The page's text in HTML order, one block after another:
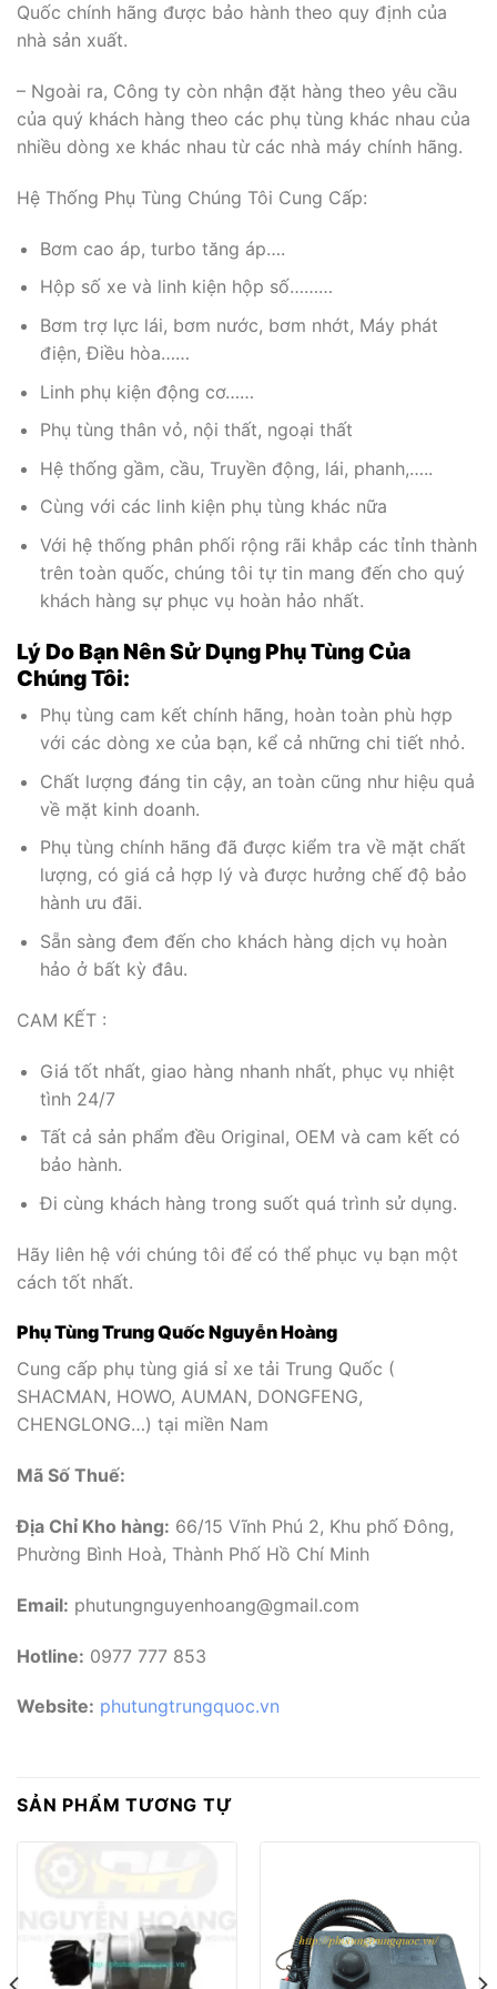
Quốc chính hãng được bảo hành theo quy định của
nhà sản xuất.
– Ngoài ra, Công ty còn nhận đặt hàng theo yêu cầu
của quý khách hàng theo các phụ tùng khác nhau của
nhiều dòng xe khác nhau từ các nhà máy chính hãng.
Hệ Thống Phụ Tùng Chúng Tôi Cung Cấp:
Bơm cao áp, turbo tăng áp….
Hộp số xe và linh kiện hộp số………
Bơm trợ lực lái, bơm nước, bơm nhớt, Máy phát
điện, Điều hòa……
Linh phụ kiện động cơ……
Phụ tùng thân vỏ, nội thất, ngoại thất
Hệ thống gầm, cầu, Truyền động, lái, phanh,…..
Cùng với các linh kiện phụ tùng khác nữa
Với hệ thống phân phối rộng rãi khắp các tỉnh thành
trên toàn quốc, chúng tôi tự tin mang đến cho quý
khách hàng sự phục vụ hoàn hảo nhất.
Lý Do Bạn Nên Sử Dụng Phụ Tùng Của
Chúng Tôi:
Phụ tùng cam kết chính hãng, hoàn toàn phù hợp
với các dòng xe của bạn, kể cả những chi tiết nhỏ.
Chất lượng đáng tin cậy, an toàn cũng như hiệu quả
về mặt kinh doanh.
Phụ tùng chính hãng đã được kiểm tra về mặt chất
lượng, có giá cả hợp lý và được hưởng chế độ bảo
hành ưu đãi.
Sẵn sàng đem đến cho khách hàng dịch vụ hoàn
hảo ở bất kỳ đâu.
CAM KẾT :
Giá tốt nhất, giao hàng nhanh nhất, phục vụ nhiệt
tình 24/7
Tất cả sản phẩm đều Original, OEM và cam kết có
bảo hành.
Đi cùng khách hàng trong suốt quá trình sử dụng.
Hãy liên hệ với chúng tôi để có thể phục vụ bạn một
cách tốt nhất.
Phụ Tùng Trung Quốc Nguyễn Hoàng
Cung cấp phụ tùng giá sỉ xe tải Trung Quốc (
SHACMAN, HOWO, AUMAN, DONGFENG,
CHENGLONG…) tại miền Nam
Mã Số Thuế:
Địa Chỉ Kho hàng: 66/15 Vĩnh Phú 2, Khu phố Đông,
Phường Bình Hoà, Thành Phố Hồ Chí Minh
Email: phutungnguyenhoang@gmail.com
Hotline: 0977 777 853
Website: phutungtrungquoc.vn
SẢN PHẨM TƯƠNG TỰ